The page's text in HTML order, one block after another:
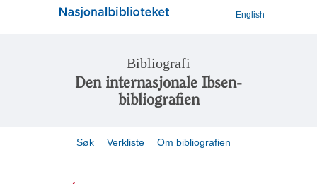
English
Bibliografi
Den internasjonale Ibsen-
bibliografien
Søk Verkliste Om bibliografien